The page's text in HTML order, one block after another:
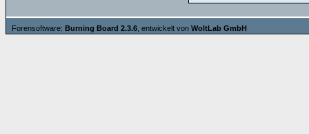
Forensoftware: Burning Board 2.3.6 , entwickelt von WoltLab GmbH